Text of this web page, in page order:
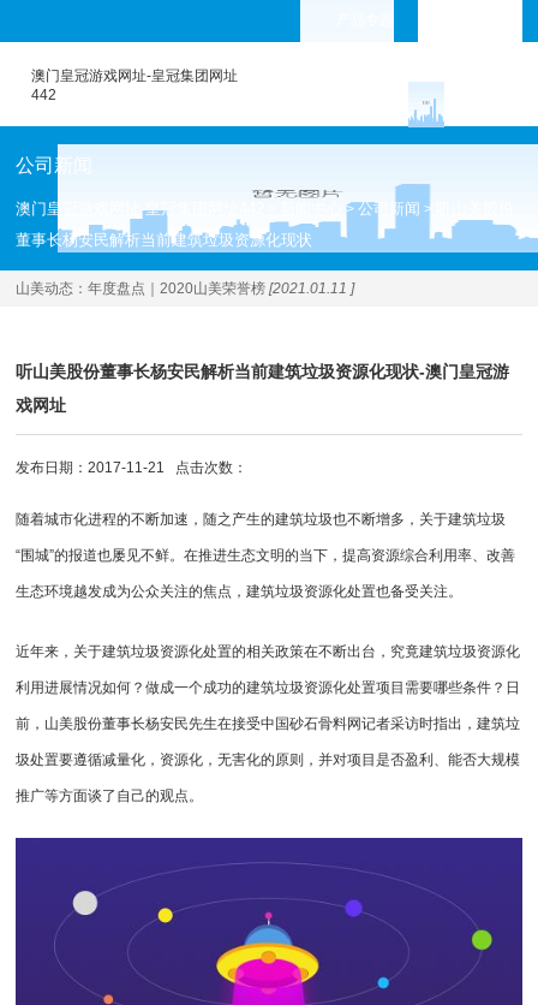
澳门皇冠游戏网址-皇冠集团网址
442
公司新闻
澳门皇冠游戏网址-皇冠集团网址442 >公司新闻 >
董事长杨安民解析当前建筑垃圾资源化现状
山美动态：年度盘点｜2020山美荣誉榜 [2021.01.11 ]
听山美股份董事长杨安民解析当前建筑垃圾资源化现状-澳门皇冠游
戏网址
发布日期：2017-11-21 点击次数：
随着城市化进程的不断加速，随之产生的建筑垃圾也不断增多，关于建筑垃圾
“围城”的报道也屡见不鲜。在推进生态文明的当下，提高资源综合利用率、改善
生态环境越发成为公众关注的焦点，建筑垃圾资源化处置也备受关注。
近年来，关于建筑垃圾资源化处置的相关政策在不断出台，究竟建筑垃圾资源化
利用进展情况如何？做成一个成功的建筑垃圾资源化处置项目需要哪些条件？日
前，山美股份董事长杨安民先生在接受中国砂石骨料网记者采访时指出，建筑垃
圾处置要遵循减量化，资源化，无害化的原则，并对项目是否盈利、能否大规模
推广等方面谈了自己的观点。